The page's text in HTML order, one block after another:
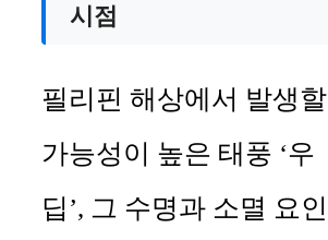
시점
필리핀 해상에서 발생할
가능성이 높은 태풍 ‘우
딥’, 그 수명과 소멸 요인